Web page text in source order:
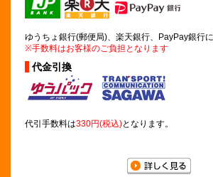
ゆうちょ銀行(郵便局)、楽天銀行、PayPay銀行
※手数料はお客様のご負担となります
代金引換
代引手数料は330円(税込)となります。